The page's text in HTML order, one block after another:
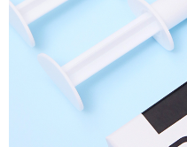
이코 라이프 하